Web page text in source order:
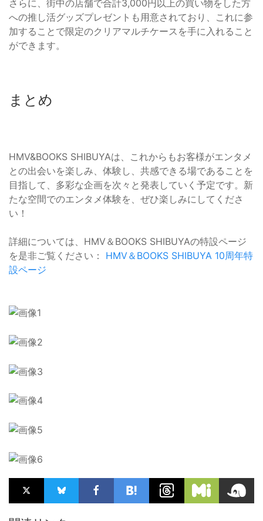
さらに、街中の店舗で合計3,000円以上の買い物をした方
への推し活グッズプレゼントも用意されており、これに参
加することで限定のクリアマルチケースを手に入れること
ができます。
まとめ
HMV&BOOKS SHIBUYAは、これからもお客様がエンタメ
との出会いを楽しみ、体験し、共感できる場であることを
目指して、多彩な企画を次々と発表していく予定です。新
たな空間でのエンタメ体験を、ぜひ楽しみにしてくださ
い！
詳細については、HMV＆BOOKS SHIBUYAの特設ページ
を是非ご覧ください： HMV＆BOOKS SHIBUYA 10周年特
設ページ